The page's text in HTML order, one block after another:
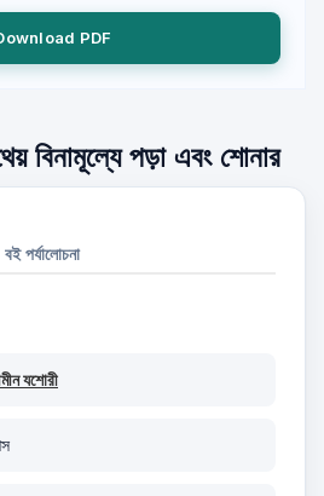
PDF
বিনামূল্যে পড়া এবং শোনার
বই পর্যালোচনা
যশোরী